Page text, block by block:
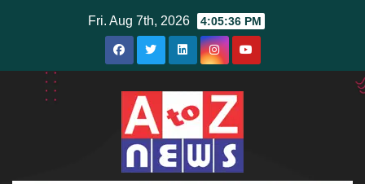
Fri. Aug 7th, 2026 4:05:37 PM